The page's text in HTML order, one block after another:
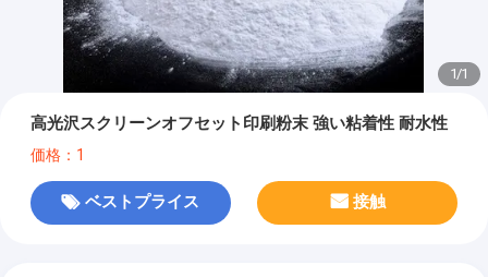
1/1
高光沢スクリーンオフセット印刷粉末 強い粘着性 耐水性
価格：1
ベストプライス 接触